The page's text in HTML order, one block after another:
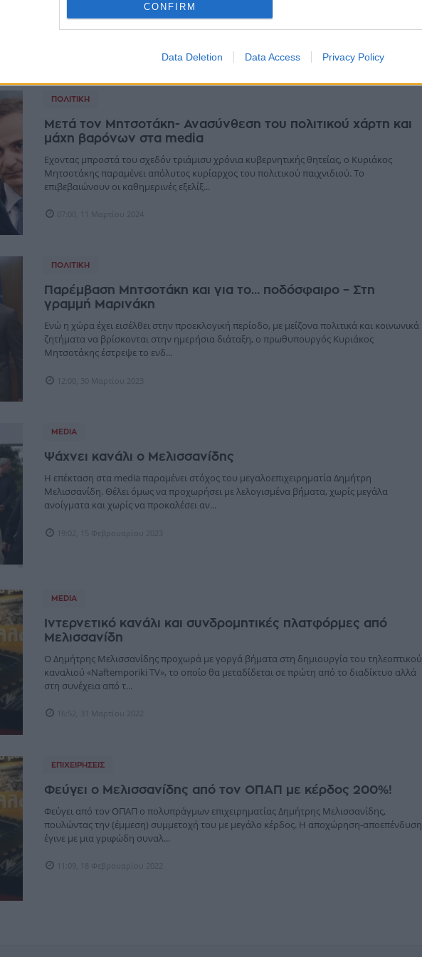
CONFIRM
Data Deletion Data Access Privacy Policy
περιφερειακών καναλιών, ο Δημήτρης Μεισσανίδης κάνει το αποφασιστικό βήμα στο
χώρο της τλεόρασης, εξαγοράζον...
ΠΟΛΙΤΙΚΉ
Μετά τον Μητσοτάκη- Ανασύνθεση του πολιτικού χάρτη και
μάχη βαρόνων στα media
Εχοντας μπροστά του σχεδόν τριάμισυ χρόνια κυβερνητικής θητείας, ο Κυριάκος
Μητσοτάκης παραμένει απόλυτος κυρίαρχος του πολιτικού παιχνιδιού. Το
επιβεβαιώνουν οι καθημερινές εξελίξ...
07:00, 11 Μαρτίου 2024
ΠΟΛΙΤΙΚΉ
Παρέμβαση Μητσοτάκη και για το… ποδόσφαιρο – Στη
γραμμή Μαρινάκη
Ενώ η χώρα έχει εισέλθει στην προεκλογική περίοδο, με μείζονα πολιτικά και κοινωνικά
ζητήματα να βρίσκονται στην ημερήσια διάταξη, ο πρωθυπουργός Κυριάκος
Μητσοτάκης έστρεψε το ενδ...
12:00, 30 Μαρτίου 2023
MEDIA
Ψάχνει κανάλι ο Μελισσανίδης
Η επέκταση στα media παραμένει στόχος του μεγαλοεπιχειρηματία Δημήτρη
Μελισσανίδη. Θέλει όμως να προχωρήσει με λελογισμένα βήματα, χωρίς μεγάλα
ανοίγματα και χωρίς να προκαλέσει αν...
19:02, 15 Φεβρουαρίου 2023
MEDIA
Ιντερνετικό κανάλι και συνδρομητικές πλατφόρμες από
Μελισσανίδη
Ο Δημήτρης Μελισσανίδης προχωρά με γοργά βήματα στη δημιουργία του τηλεοπτικού
καναλιού «Νaftemporiki TV», το οποίο θα μεταδίδεται σε πρώτη από το διαδίκτυο αλλά
στη συνέχεια από τ...
16:52, 31 Μαρτίου 2022
ΕΠΙΧΕΙΡΉΣΕΙΣ
Φεύγει ο Μελισσανίδης από τον ΟΠΑΠ με κέρδος 200%!
Φεύγει από τον ΟΠΑΠ ο πολυπράγμων επιχειρηματίας Δημήτρης Μελισσανίδης,
πουλώντας την (έμμεση) συμμετοχή του με μεγάλο κέρδος. Η αποχώρηση-αποεπένδυση
έγινε με μια γριφώδη συναλ...
11:09, 18 Φεβρουαρίου 2022